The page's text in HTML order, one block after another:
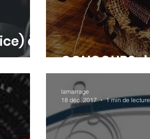
à
CONCOURS
lamarrage
18 déc. 2017
1 min de lecture